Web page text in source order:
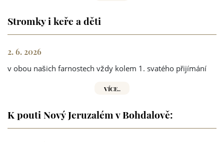
Stromky i keře a děti
2. 6. 2026
v obou našich farnostech vždy kolem 1. svatého přijímání
VÍCE..
K pouti Nový Jeruzalém v Bohdalově: